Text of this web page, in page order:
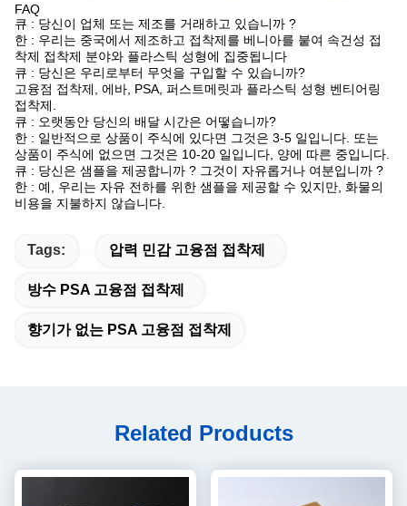
FAQ
큐 : 당신이 업체 또는 제조를 거래하고 있습니까 ?
한 : 우리는 중국에서 제조하고 접착제를 베니아를 붙여 속건성 접
착제 접착제 분야와 플라스틱 성형에 집중됩니다
큐 : 당신은 우리로부터 무엇을 구입할 수 있습니까?
고융점 접착제, 에바, PSA, 퍼스트메릿과 플라스틱 성형 벤티어링
접착제.
큐 : 오랫동안 당신의 배달 시간은 어떻습니까?
한 : 일반적으로 상품이 주식에 있다면 그것은 3-5 일입니다. 또는
상품이 주식에 없으면 그것은 10-20 일입니다, 양에 따른 중입니다.
큐 : 당신은 샘플을 제공합니까 ? 그것이 자유롭거나 여분입니까 ?
한 : 예, 우리는 자유 전하를 위한 샘플을 제공할 수 있지만, 화물의
비용을 지불하지 않습니다.
Tags: 압력 민감 고융점 접착제
방수 PSA 고융점 접착제
향기가 없는 PSA 고융점 접착제
Related Products